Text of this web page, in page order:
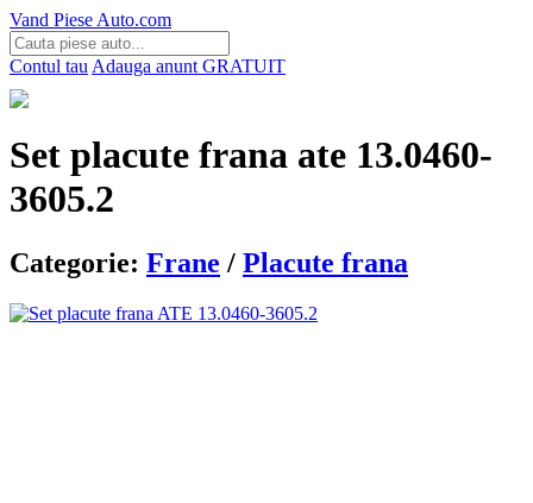
Vand Piese Auto.com
Contul tau Adauga anunt GRATUIT
Set placute frana ate 13.0460-
3605.2
Categorie: Frane / Placute frana